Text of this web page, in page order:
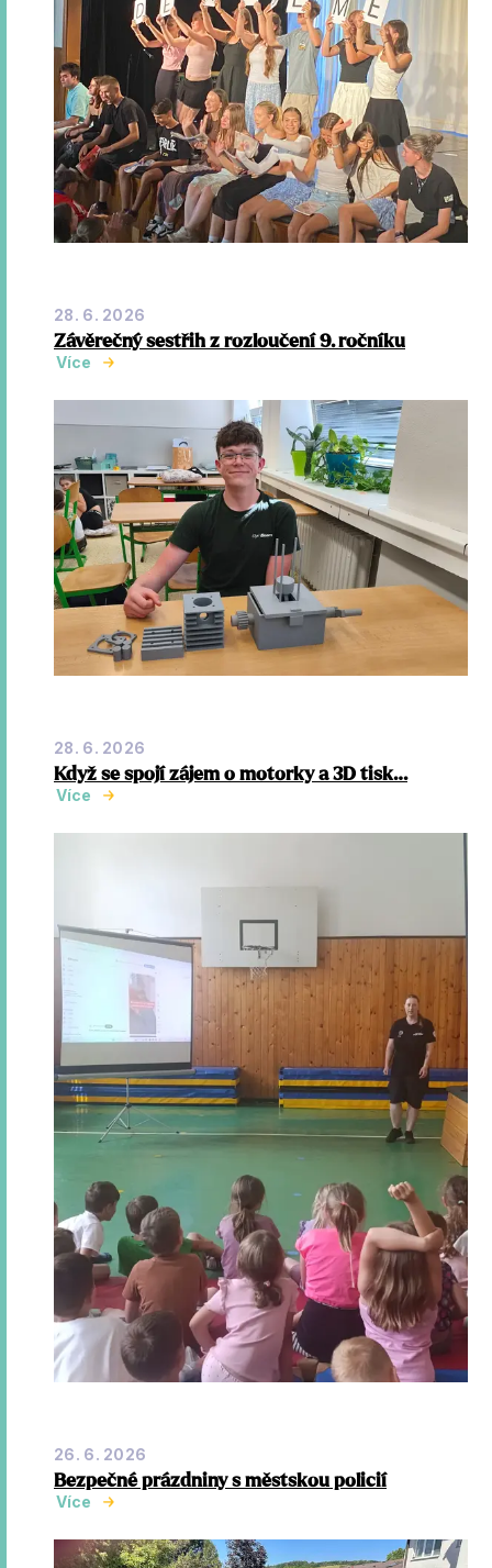
28. 6. 2026
Závěrečný sestřih z rozloučení 9. ročníku
Více
28. 6. 2026
Když se spojí zájem o motorky a 3D tisk…
Více
26. 6. 2026
Bezpečné prázdniny s městskou policií
Více